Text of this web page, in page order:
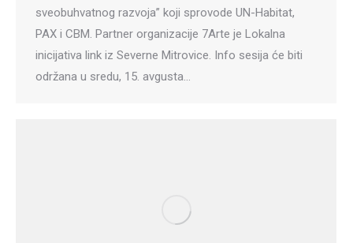
sveobuhvatnog razvoja” koji sprovode UN-Habitat,
PAX i CBM. Partner organizacije 7Arte je Lokalna
inicijativa link iz Severne Mitrovice. Info sesija će biti
održana u sredu, 15. avgusta…